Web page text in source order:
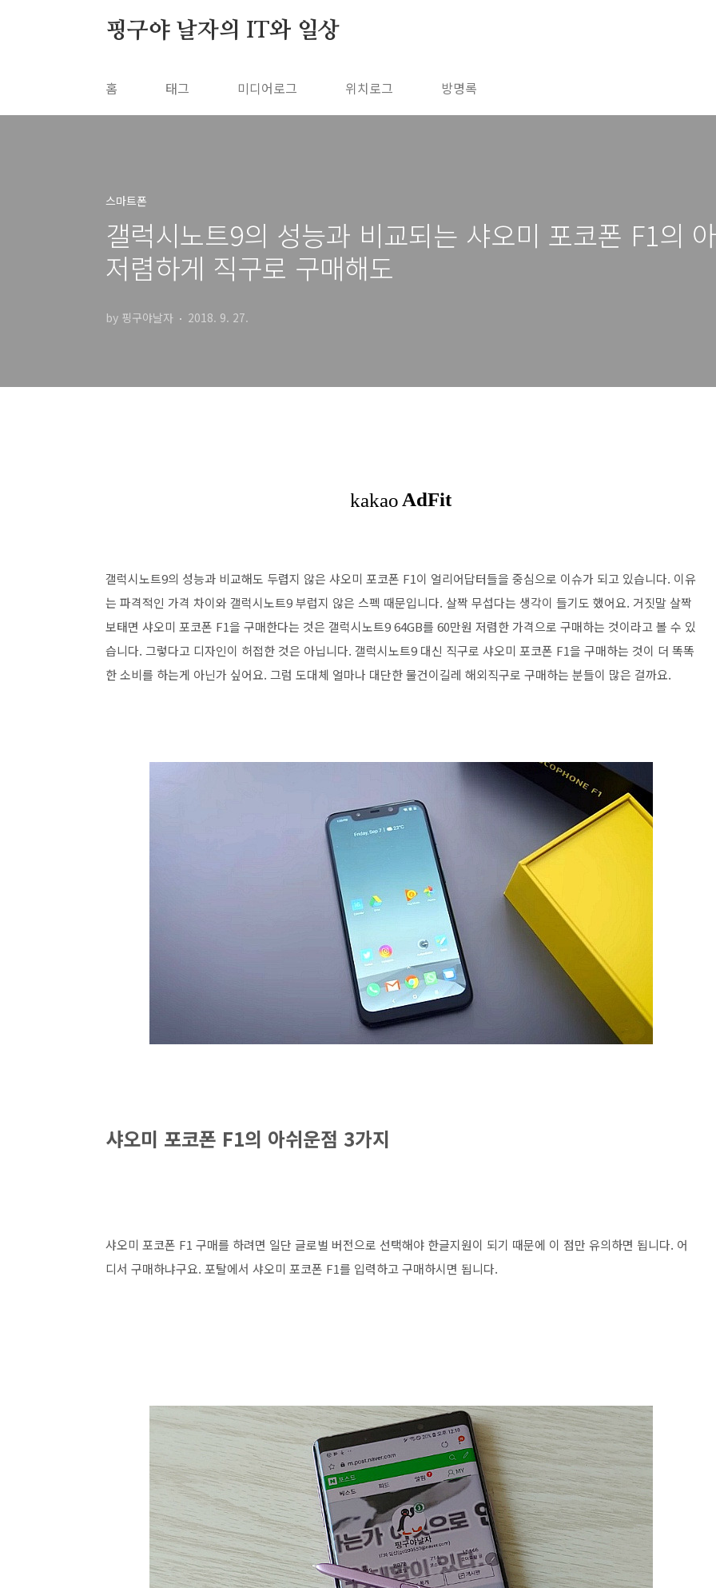
핑구야 날자의 IT와 일상
홈 태그 미디어로그 위치로그 방명록
스마트폰
갤럭시노트9의 성능과 비교되는 샤오미 포코폰 F1의
저렴하게 직구로 구매해도
by 핑구야날자 2018. 9. 27.
갤럭시노트9의 성능과 비교해도 두렵지 않은 샤오미 포코폰 F1이 얼리어답터들을 중심으로 이슈가 되고 있습니다. 이유
는 파격적인 가격 차이와 갤럭시노트9 부럽지 않은 스펙 때문입니다. 살짝 무섭다는 생각이 들기도 했어요. 거짓말 살짝
보태면 샤오미 포코폰 F1을 구매한다는 것은 갤럭시노트9 64GB를 60만원 저렴한 가격으로 구매하는 것이라고 볼 수 있
습니다. 그렇다고 디자인이 허접한 것은 아닙니다. 갤럭시노트9 대신 직구로 샤오미 포코폰 F1을 구매하는 것이 더 똑똑
한 소비를 하는게 아닌가 싶어요. 그럼 도대체 얼마나 대단한 물건이길레 해외직구로 구매하는 분들이 많은 걸까요.
샤오미 포코폰 F1의 아쉬운점 3가지
샤오미 포코폰 F1 구매를 하려면 일단 글로벌 버전으로 선택해야 한글지원이 되기 때문에 이 점만 유의하면 됩니다. 어
디서 구매하냐구요. 포탈에서 샤오미 포코폰 F1를 입력하고 구매하시면 됩니다.